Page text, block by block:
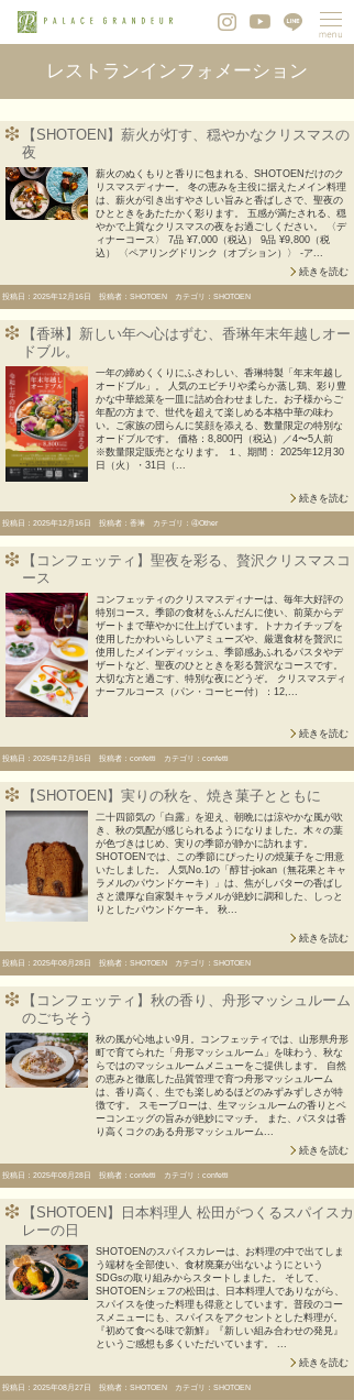
レストランインフォメーション
【SHOTOEN】薪火が灯す、穏やかなクリスマスの
夜
薪火のぬくもりと香りに包まれる、SHOTOENだけのク
リスマスディナー。 冬の恵みを主役に据えたメイン料理
は、薪火が引き出すやさしい旨みと香ばしさで、聖夜の
ひとときをあたたかく彩ります。 五感が満たされる、穏
やかで上質なクリスマスの夜をお過ごしください。 〈デ
ィナーコース〉 7品 ¥7,000（税込） 9品 ¥9,800（税
込） 〈ペアリングドリンク（オプション）〉 -ア...
続きを読む
投稿日：2025年12月16日 投稿者：SHOTOEN カテゴリ：SHOTOEN
【香琳】新しい年へ心はずむ、香琳年末年越しオー
ドブル。
一年の締めくくりにふさわしい、香琳特製「年末年越し
オードブル」。 人気のエビチリや柔らか蒸し鶏、彩り豊
かな中華総菜を一皿に詰め合わせました。お子様からご
年配の方まで、世代を超えて楽しめる本格中華の味わ
い。ご家族の団らんに笑顔を添える、数量限定の特別な
オードブルです。 価格：8,800円（税込）／4〜5人前
※数量限定販売となります。 １、期間： 2025年12月30
日（火）・31日（...
続きを読む
投稿日：2025年12月16日 投稿者：香琳 カテゴリ：④Other
【コンフェッティ】聖夜を彩る、贅沢クリスマスコ
ース
コンフェッティのクリスマスディナーは、毎年大好評の
特別コース。季節の食材をふんだんに使い、前菜からデ
ザートまで華やかに仕上げています。トナカイチップを
使用したかわいらしいアミューズや、厳選食材を贅沢に
使用したメインディッシュ、季節感あふれるパスタやデ
ザートなど、聖夜のひとときを彩る贅沢なコースです。
大切な方と過ごす、特別な夜にどうぞ。 クリスマスディ
ナーフルコース（パン・コーヒー付）：12,...
続きを読む
投稿日：2025年12月16日 投稿者：confetti カテゴリ：confetti
【SHOTOEN】実りの秋を、焼き菓子とともに
二十四節気の「白露」を迎え、朝晩には涼やかな風が吹
き、秋の気配が感じられるようになりました。木々の葉
が色づきはじめ、実りの季節が静かに訪れます。
SHOTOENでは、この季節にぴったりの焼菓子をご用意
いたしました。 人気No.1の「醇甘-jokan（無花果とキャ
ラメルのパウンドケーキ）」は、焦がしバターの香ばし
さと濃厚な自家製キャラメルが絶妙に調和した、しっと
りとしたパウンドケーキ。 秋...
続きを読む
投稿日：2025年08月28日 投稿者：SHOTOEN カテゴリ：SHOTOEN
【コンフェッティ】秋の香り、舟形マッシュルーム
のごちそう
秋の風が心地よい9月。コンフェッティでは、山形県舟形
町で育てられた「舟形マッシュルーム」を味わう、秋な
らではのマッシュルームメニューをご提供します。 自然
の恵みと徹底した品質管理で育つ舟形マッシュルーム
は、香り高く、生でも楽しめるほどのみずみずしさが特
徴です。 スモーブローは、生マッシュルームの香りとベ
ーコンエッグの旨みが絶妙にマッチ。 また、パスタは香
り高くコクのある舟形マッシュルーム...
続きを読む
投稿日：2025年08月28日 投稿者：confetti カテゴリ：confetti
【SHOTOEN】日本料理人 松田がつくるスパイスカ
レーの日
SHOTOENのスパイスカレーは、お料理の中で出てしま
う端材を全部使い、食材廃棄が出ないようにという
SDGsの取り組みからスタートしました。 そして、
SHOTOENシェフの松田は、日本料理人でありながら、
スパイスを使った料理も得意としています。普段のコー
スメニューにも、スパイスをアクセントとした料理が。
『初めて食べる味で新鮮』『新しい組み合わせの発見』
というご感想も多くいただいています。 ...
続きを読む
投稿日：2025年08月27日 投稿者：SHOTOEN カテゴリ：SHOTOEN